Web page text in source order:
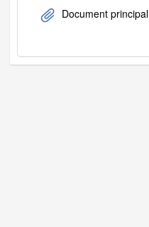
Document principal